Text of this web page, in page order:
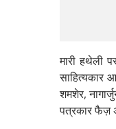
मारी हथेली
साहित्यकार
शमशेर,
पत्रकार फैज़